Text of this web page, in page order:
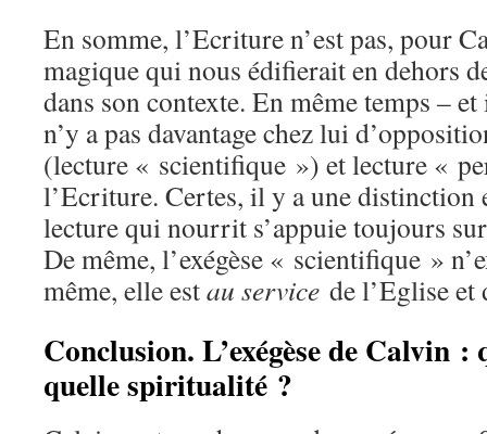
En somme, l’Ecriture n’est pas, pour
magique qui nous édifierait en dehors
dans son contexte. En même temps –
n’y a pas davantage chez lui
(lecture « scientifique ») et lecture «
l’Ecriture. Certes, il y a une distinction
lecture qui nourrit s’appuie toujours sur
De même, l’exégèse « scientifique »
même, elle estau service de l’Eglise
Conclusion. L’exégèse de Calvin
quelle spiritualité ?